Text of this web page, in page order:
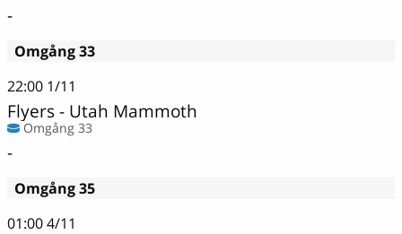
-
Omgång 33
22:00 1/11
Flyers - Utah Mammoth
Omgång 33
-
Omgång 35
01:004/11